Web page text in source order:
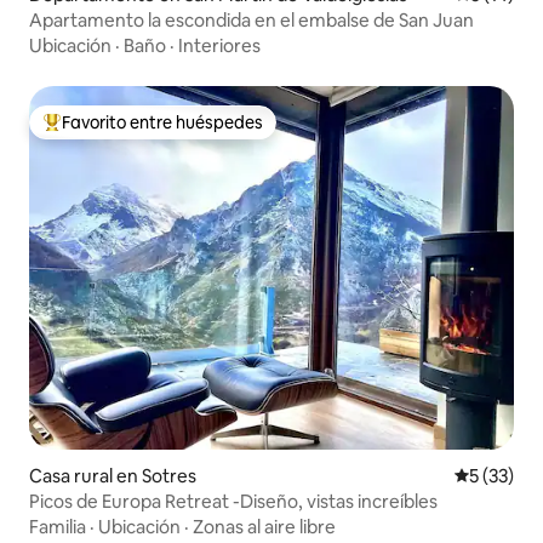
Apartamento la escondida en el embalse de San Juan
Ubicación · Baño · Interiores
Favorito entre los huéspedes más destacados
Favorito entre huéspedes
Casa rural en Sotres
5 (33)
Picos de Europa Retreat -Diseño, vistas increíbles
Familia · Ubicación · Zonas al aire libre